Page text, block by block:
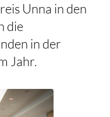
Unna in den
die
in der
Jahr.